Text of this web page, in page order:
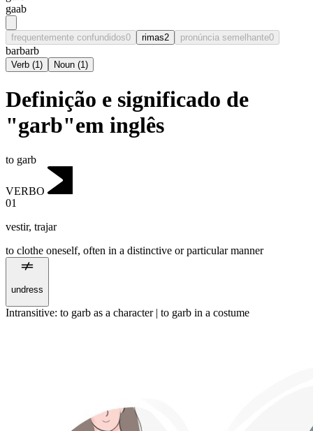
gaab
frequentemente confundidos0 rimas2 pronúncia semelhante0
barbarb
Verb (1) Noun (1)
Definição e significado de
"garb"em inglês
to garb
VERBO
01
vestir, trajar
to clothe oneself, often in a distinctive or particular manner
undress
Intransitive: to garb as a character | to garb in a costume